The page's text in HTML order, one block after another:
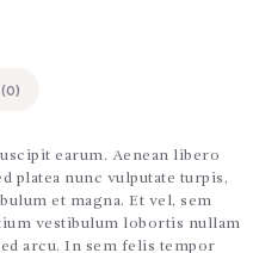
earum. Aenean libero
platea nunc vulputate turpis,
et magna. Et vel, sem
vestibulum lobortis nullam
arcu. In sem felis tempor